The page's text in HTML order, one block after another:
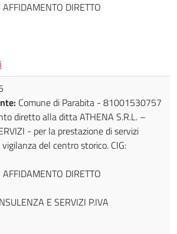
AFFIDAMENTO DIRETTO
Comune di Parabita - 81001530757
diretto alla ditta ATHENA S.R.L. –
- per la prestazione di servizi
del centro storico. CIG:
AFFIDAMENTO DIRETTO
E SERVIZI P.IVA